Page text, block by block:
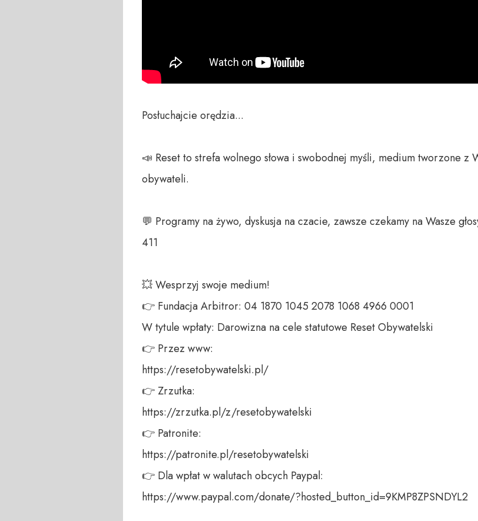
Posłuchajcie orędzia...
📣 Reset to strefa wolnego słowa i swobodnej myśli, medium tworzone z
obywateli.
💬 Programy na żywo, dyskusja na czacie, zawsze czekamy na Wasze
411
💥 Wesprzyj swoje medium!
👉 Fundacja Arbitror: 04 1870 1045 2078 1068 4966 0001
W tytule wpłaty: Darowizna na cele statutowe Reset Obywatelski
👉 Przez www:
https://resetobywatelski.pl/
👉 Zrzutka:
https://zrzutka.pl/z/resetobywatelski
👉 Patronite:
https://patronite.pl/resetobywatelski
👉 Dla wpłat w walutach obcych Paypal:
https://www.paypal.com/donate/?hosted_button_id=9KMP8ZPSNDYL2